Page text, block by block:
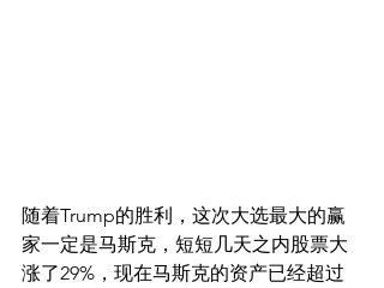
随着Trump的胜利，这次大选最大的赢
家一定是马斯克，短短几天之内股票大
涨了29%，现在马斯克的资产已经超过